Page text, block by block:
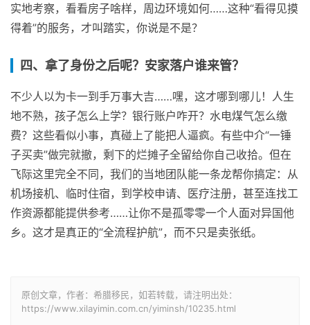
实地考察，看看房子啥样，周边环境如何……这种“看得见摸
得着”的服务，才叫踏实，你说是不是？
四、拿了身份之后呢？安家落户谁来管？
不少人以为卡一到手万事大吉……嘿，这才哪到哪儿！人生
地不熟，孩子怎么上学？银行账户咋开？水电煤气怎么缴
费？这些看似小事，真碰上了能把人逼疯。有些中介“一锤
子买卖”做完就撤，剩下的烂摊子全留给你自己收拾。但在
飞际这里完全不同，我们的当地团队能一条龙帮你搞定：从
机场接机、临时住宿，到学校申请、医疗注册，甚至连找工
作资源都能提供参考……让你不是孤零零一个人面对异国他
乡。这才是真正的“全流程护航”，而不只是卖张纸。
原创文章，作者：希腊移民，如若转载，请注明出处：
https://www.xilayimin.com.cn/yiminsh/10235.html